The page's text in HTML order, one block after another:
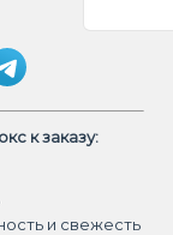
к заказу:
и свежесть